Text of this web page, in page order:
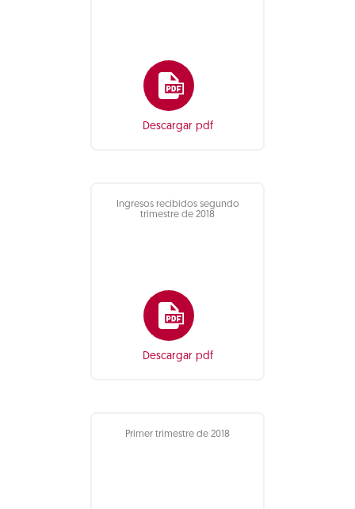
Descargar pdf
Ingresos recibidos segundo
trimestre de 2018
Descargar pdf
Primer trimestre de 2018